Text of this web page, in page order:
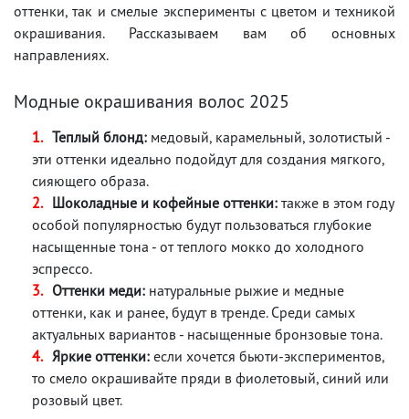
оттенки, так и смелые эксперименты с цветом и техникой
окрашивания. Рассказываем вам об основных
направлениях.
Модные окрашивания волос 2025
Теплый блонд: медовый, карамельный, золотистый -
эти оттенки идеально подойдут для создания мягкого,
сияющего образа.
Шоколадные и кофейные оттенки: также в этом году
особой популярностью будут пользоваться глубокие
насыщенные тона - от теплого мокко до холодного
эспрессо.
Оттенки меди: натуральные рыжие и медные
оттенки, как и ранее, будут в тренде. Среди самых
актуальных вариантов - насыщенные бронзовые тона.
Яркие оттенки: если хочется бьюти-экспериментов,
то смело окрашивайте пряди в фиолетовый, синий или
розовый цвет.